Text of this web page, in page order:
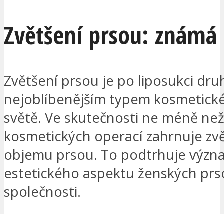
Zvětšení prsou:
Zvětšení prsou je po liposukci
nejoblíbenějším typem
světě. Ve skutečnosti ne méně
kosmetických operací zahrnuje
objemu prsou. To podtrhuje
estetického aspektu ženských
společnosti.